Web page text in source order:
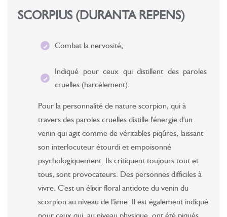
SCORPIUS (DURANTA REPENS)
Combat la nervosité;
Indiqué pour ceux qui distillent des paroles
cruelles (harcèlement).
Pour la personnalité de nature scorpion, qui à
travers des paroles cruelles distille l'énergie d'un
venin qui agit comme de véritables piqûres, laissant
son interlocuteur étourdi et empoisonné
psychologiquement. Ils critiquent toujours tout et
tous, sont provocateurs. Des personnes difficiles à
vivre. C'est un élixir floral antidote du venin du
scorpion au niveau de l'âme. Il est également indiqué